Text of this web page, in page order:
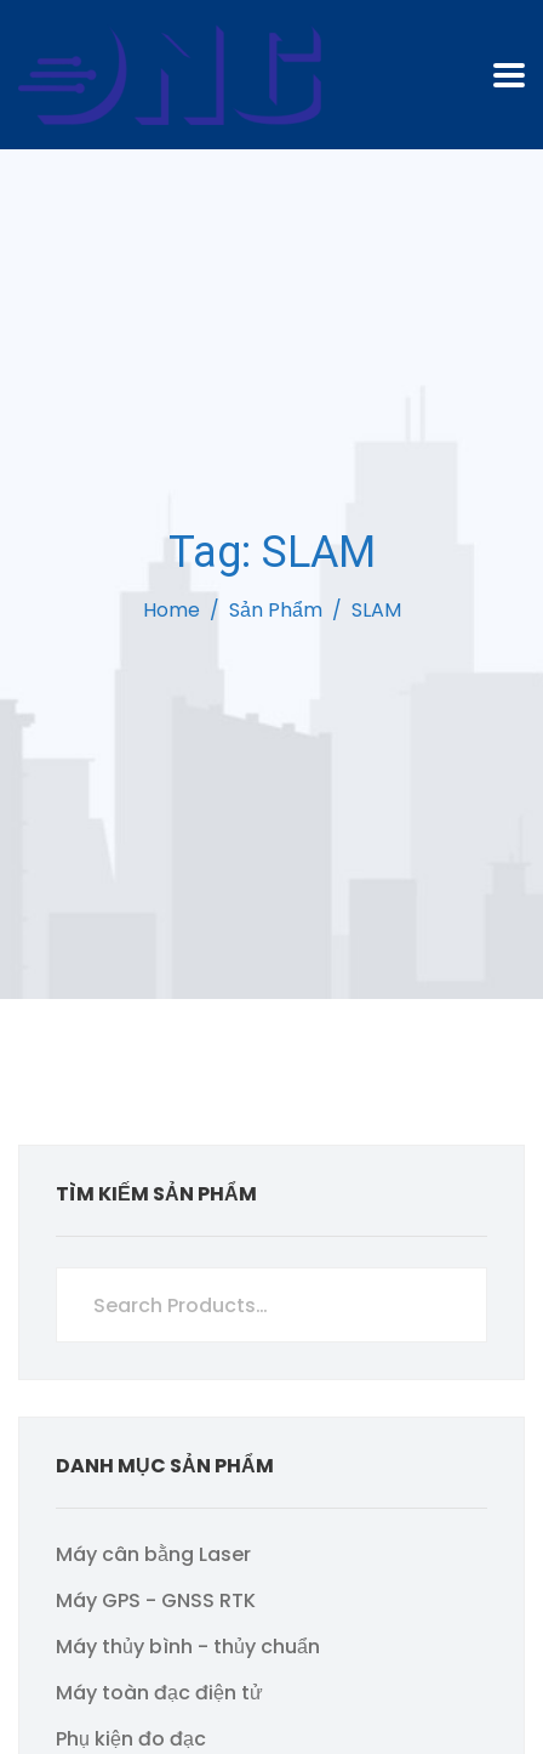
Tag: SLAM
Home Sản Phẩm SLAM
TÌM KIẾM SẢN PHẨM
DANH MỤC SẢN PHẨM
Máy cân bằng Laser
Máy GPS - GNSS RTK
Máy thủy bình - thủy chuẩn
Máy toàn đạc điện tử
Phụ kiện đo đạc